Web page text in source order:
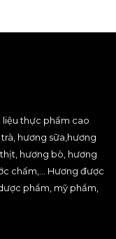
thực phẩm cao
hương sữa,hương
hương bò, hương
chấm,… Hương được
phẩm, mỹ phẩm,